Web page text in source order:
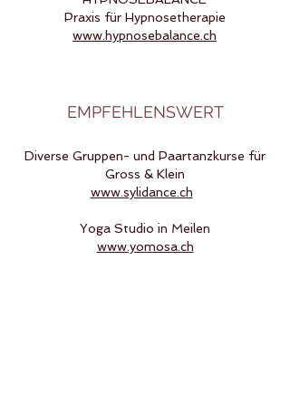
Praxis für Hypnosetherapie
www.hypnosebalance.ch
EMPFEHLENSWERT
Diverse Gruppen- und Paartanzkurse für
Gross & Klein
www.sylidance.ch
Yoga Studio in Meilen
www.yomosa.ch